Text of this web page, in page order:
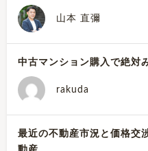
山本 直彌
中古マンション購入で絶対
rakuda
最近の不動産市況と価格交